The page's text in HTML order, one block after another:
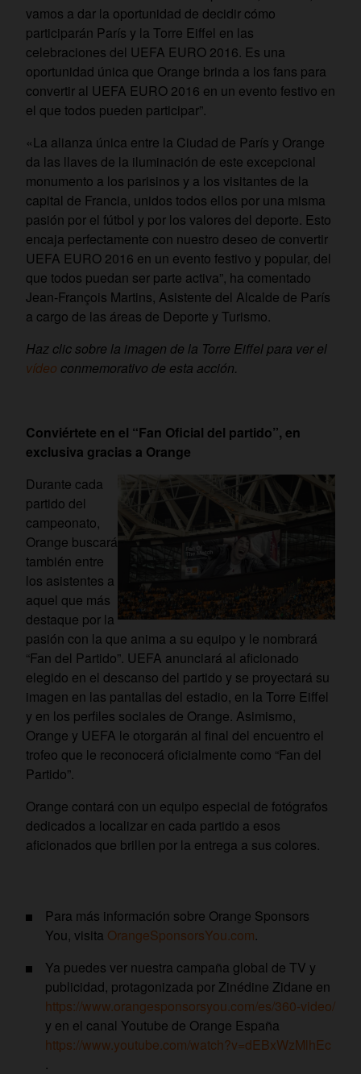
vamos a dar la oportunidad de decidir cómo
participarán París y la Torre Eiffel en las
celebraciones del UEFA EURO 2016. Es una
oportunidad única que Orange brinda a los fans para
convertir al UEFA EURO 2016 en un evento festivo en
el que todos pueden participar”.
«La alianza única entre la Ciudad de París y Orange
da las llaves de la iluminación de este excepcional
monumento a los parisinos y a los visitantes de la
capital de Francia, unidos todos ellos por una misma
pasión por el fútbol y por los valores del deporte. Esto
encaja perfectamente con nuestro deseo de convertir
UEFA EURO 2016 en un evento festivo y popular, del
que todos puedan ser parte activa”, ha comentado
Jean-François Martins, Asistente del Alcalde de París
a cargo de las áreas de Deporte y Turismo.
Haz clic sobre la imagen de la Torre Eiffel para ver el
vídeo conmemorativo de esta acción.
Conviértete en el “Fan Oficial del partido”, en
exclusiva gracias a Orange
Durante cada
partido del
campeonato,
Orange buscará
también entre
los asistentes a
aquel que más
destaque por la
pasión con la que anima a su equipo y le nombrará
“Fan del Partido”. UEFA anunciará al aficionado
elegido en el descanso del partido y se proyectará su
imagen en las pantallas del estadio, en la Torre Eiffel
y en los perfiles sociales de Orange. Asimismo,
Orange y UEFA le otorgarán al final del encuentro el
trofeo que le reconocerá oficialmente como “Fan del
Partido”.
Orange contará con un equipo especial de fotógrafos
dedicados a localizar en cada partido a esos
aficionados que brillen por la entrega a sus colores.
Para más información sobre Orange Sponsors
You, visita OrangeSponsorsYou.com.
Ya puedes ver nuestra campaña global de TV y
publicidad, protagonizada por Zinédine Zidane en
https://www.orangesponsorsyou.com/es/360-video/
y en el canal Youtube de Orange España
https://www.youtube.com/watch?v=dEBxWzMlhEc
.